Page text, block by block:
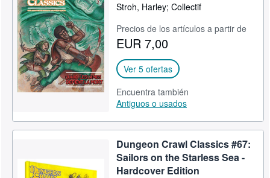
Stroh, Harley; Collectif
Precios de los artículos a partir de
EUR 7,00
Ver 5 ofertas
Encuentra también
Antiguos o usados
Dungeon Crawl Classics #67:
Sailors on the Starless Sea -
Hardcover Edition